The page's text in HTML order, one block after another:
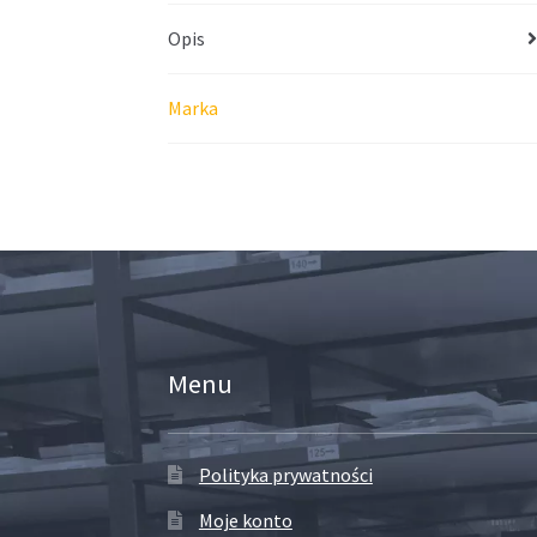
Opis
Marka
Menu
Polityka prywatności
Moje konto